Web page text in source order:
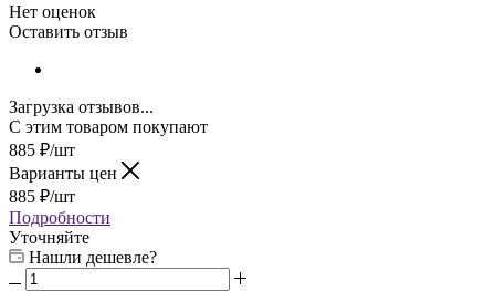
Нет оценок
Оставить отзыв
Загрузка отзывов...
С этим товаром покупают
885 ₽/шт
Варианты цен
885 ₽/шт
Подробности
Уточняйте
Нашли дешевле?